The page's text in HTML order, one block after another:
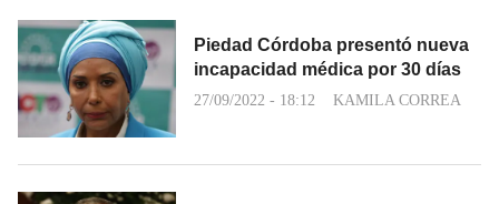
Piedad Córdoba presentó nueva
incapacidad médica por 30 días
27/09/2022 - 18:12 KAMILA CORREA